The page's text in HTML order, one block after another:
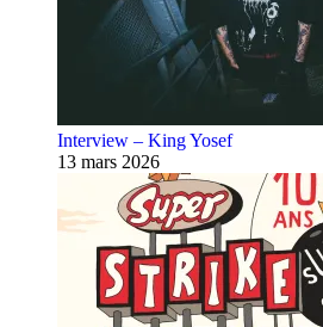
Interview – King Yosef
13 mars 2026